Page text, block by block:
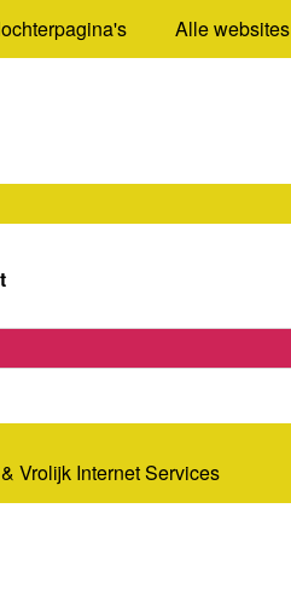
Alle websites
Vrolijk Internet Services